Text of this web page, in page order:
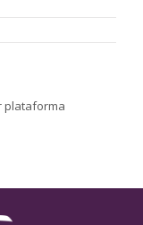
plataforma